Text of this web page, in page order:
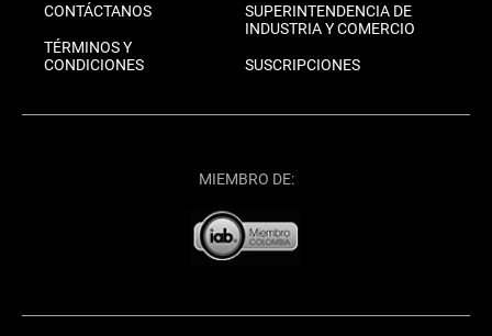
CONTÁCTANOS
TÉRMINOS Y
CONDICIONES
SUPERINTENDENCIA DE
INDUSTRIA Y COMERCIO
SUSCRIPCIONES
MIEMBRO DE: